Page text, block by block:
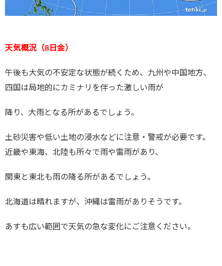
天気概況（8日金）
午後も大気の不安定な状態が続くため、九州や中国地方、
四国は局地的にカミナリを伴った激しい雨が
降り、大雨となる所があるでしょう。
土砂災害や低い土地の浸水などに注意・警戒が必要です。
近畿や東海、北陸も所々で雨や雷雨があり、
関東と東北も雨の降る所があるでしょう。
北海道は晴れますが、沖縄は雷雨がありそうです。
あすも広い範囲で天気の急な変化にご注意ください。